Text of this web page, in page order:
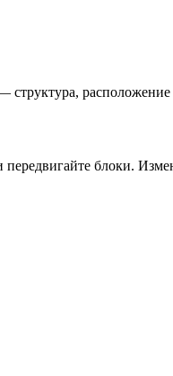
блоки.